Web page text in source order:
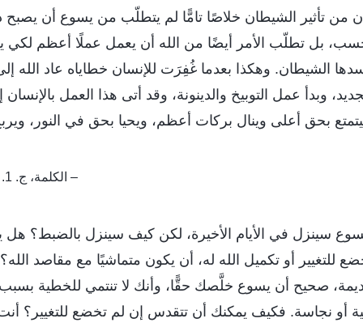
من تأثير الشيطان خلاصًا تامًّا لم يتطلّب من يسوع أن يصبح
بل تطلّب الأمر أيضًا من الله أن يعمل عملًا أعظم لكي
الشيطان. وهكذا بعدما غُفِرَت للإنسان خطاياه عاد الله
وبدأ عمل التوبيخ والدينونة، وقد أتى هذا العمل
بحق أعلى وينال بركات أعظم، ويحيا بحق في النور،
– الكلمة، ج. 1. ظهور الله وعمله. تمهيد
سينزل في الأيام الأخيرة، لكن كيف سينزل بالضبط؟
للتغيير أو تكميل الله له، أن يكون متماشيًا مع مقاصد
صحيح أن يسوع خلَّصك حقًّا، وأنك لا تنتمي للخطية
أو نجاسة. فكيف يمكنك أن تتقدس إن لم تخضع للتغيير؟